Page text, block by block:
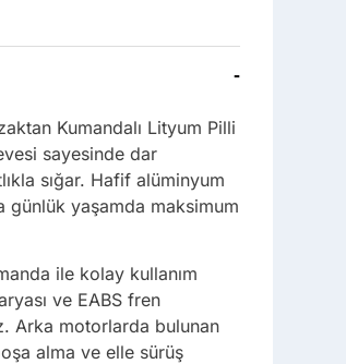
-
Kumandalı Lityum Pilli
sayesinde dar
sığar. Hafif alüminyum
günlük yaşamda maksimum
ile kolay kullanım
ve EABS fren
Arka motorlarda bulunan
alma ve elle sürüş